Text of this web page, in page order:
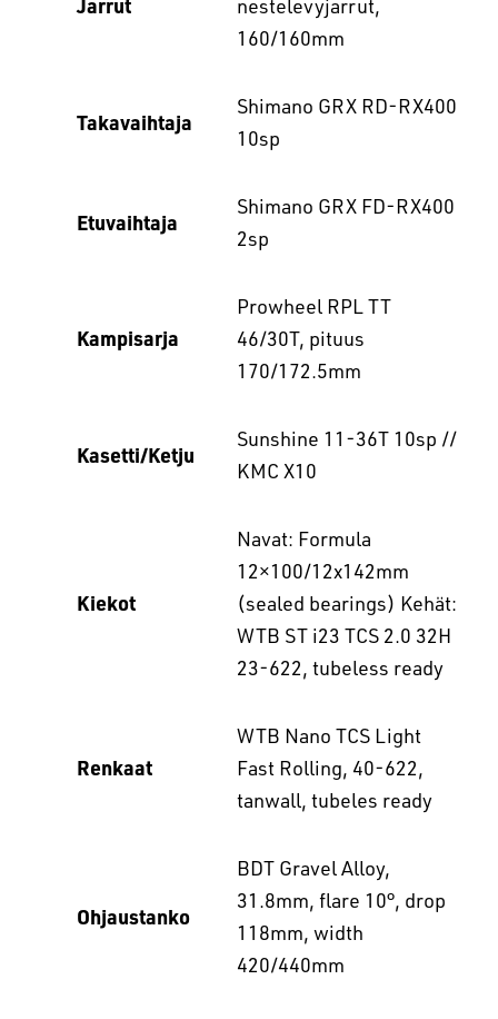
nestelevyjarrut,
160/160mm
Takavaihtaja
Shimano GRX RD-RX400
10sp
Etuvaihtaja
Shimano GRX FD-RX400
2sp
Kampisarja
Prowheel RPL TT
46/30T, pituus
170/172.5mm
Kasetti/Ketju
Sunshine 11-36T 10sp //
KMC X10
Kiekot
Navat: Formula
12×100/12x142mm
(sealed bearings) Kehät:
WTB ST i23 TCS 2.0 32H
23-622, tubeless ready
Renkaat
WTB Nano TCS Light
Fast Rolling, 40-622,
tanwall, tubeles ready
Ohjaustanko
BDT Gravel Alloy,
31.8mm, flare 10°, drop
118mm, width
420/440mm